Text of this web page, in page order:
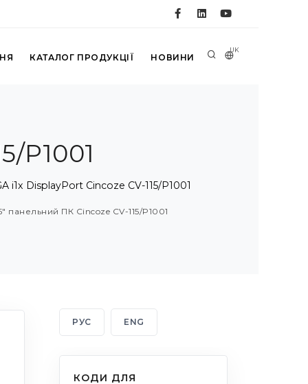
UK
КАТАЛОГ ПРОДУКЦІЇ НОВИНИ
P1001
DisplayPort Cincoze CV-115/P1001
панельний ПК Cincoze CV-115/P1001
РУС ENG
КОДИ ДЛЯ